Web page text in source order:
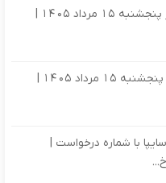
با شماره درخواست |